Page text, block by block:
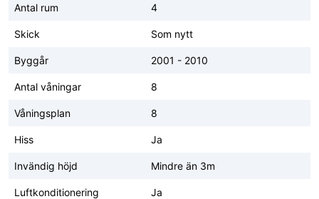
Antal rum 4
Skick Som nytt
Byggår 2001 - 2010
Antal våningar 8
Våningsplan 8
Hiss Ja
Invändig höjd Mindre än 3m
Luftkonditionering Ja